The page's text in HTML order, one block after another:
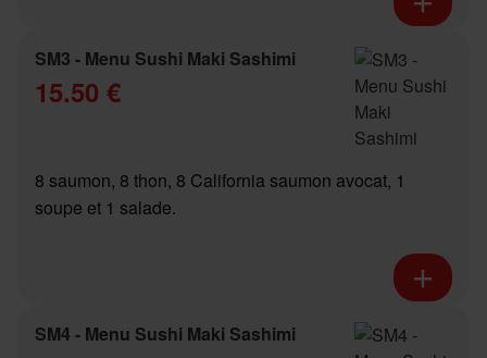
SM3 - Menu Sushi Maki Sashimi
15.50 €
8 saumon, 8 thon, 8 California saumon avocat, 1
soupe et 1 salade.
SM4 - Menu Sushi Maki Sashimi